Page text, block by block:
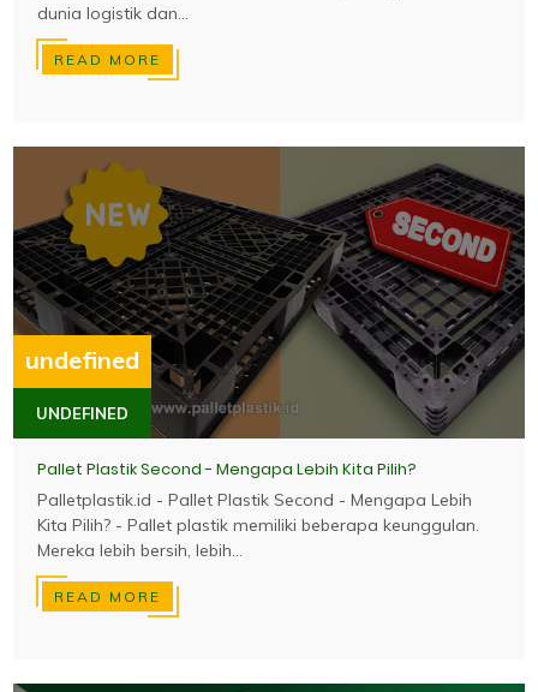
dunia logistik dan...
READ MORE
undefined
UNDEFINED
Pallet Plastik Second - Mengapa Lebih Kita Pilih?
Palletplastik.id - Pallet Plastik Second - Mengapa Lebih
Kita Pilih? - Pallet plastik memiliki beberapa keunggulan.
Mereka lebih bersih, lebih...
READ MORE